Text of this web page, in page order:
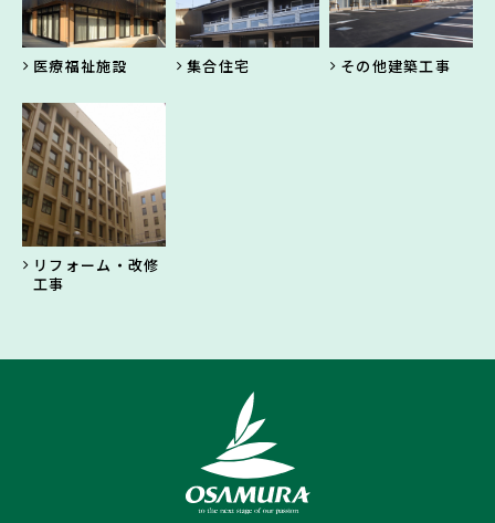
医療福祉施設 集合住宅 その他建築工事
リフォーム・改修
工事